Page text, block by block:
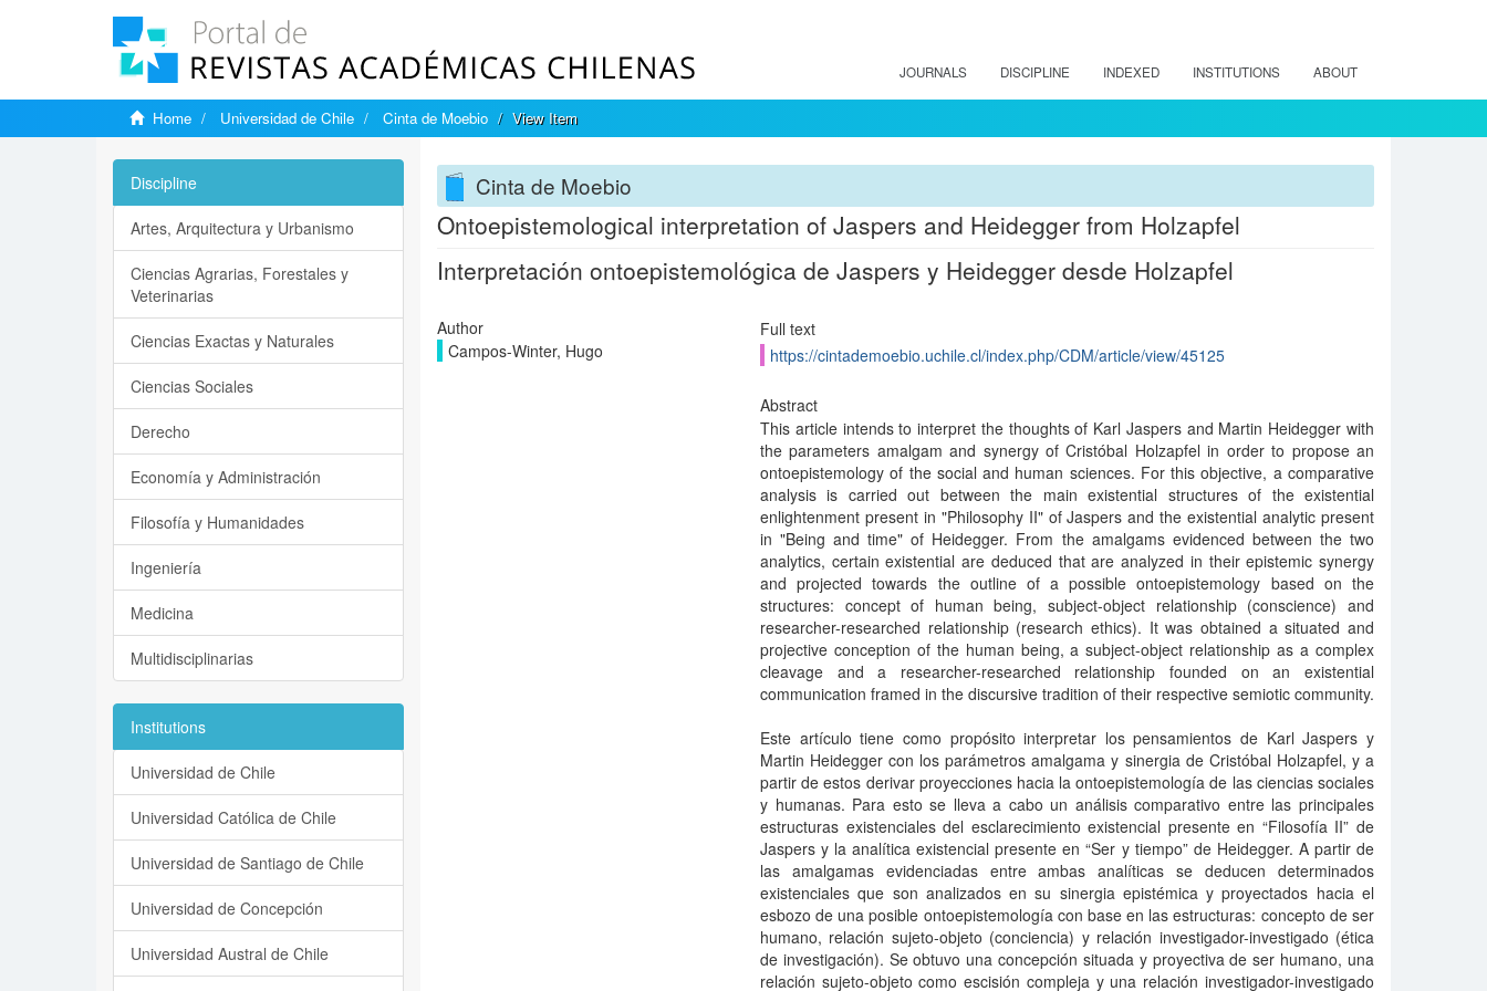
JOURNALS DISCIPLINE INDEXED INSTITUTIONS ABOUT
Home Universidad de Chile Cinta de Moebio View Item
Cinta de Moebio
Ontoepistemological interpretation of Jaspers and Heidegger from Holzapfel
Interpretación ontoepistemológica de Jaspers y Heidegger desde Holzapfel
Author
Campos-Winter, Hugo
Full text
https://cintademoebio.uchile.cl/index.php/CDM/article/view/45125
Abstract
This article intends to interpret the thoughts of Karl Jaspers and Martin Heidegger with
the parameters amalgam and synergy of Cristóbal Holzapfel in order to propose an
ontoepistemology of the social and human sciences. For this objective, a comparative
analysis is carried out between the main existential structures of the existential
enlightenment present in "Philosophy II" of Jaspers and the existential analytic present
in "Being and time" of Heidegger. From the amalgams evidenced between the two
analytics, certain existential are deduced that are analyzed in their epistemic synergy
and projected towards the outline of a possible ontoepistemology based on the
structures: concept of human being, subject-object relationship (conscience) and
researcher-researched relationship (research ethics). It was obtained a situated and
projective conception of the human being, a subject-object relationship as a complex
cleavage and a researcher-researched relationship founded on an existential
communication framed in the discursive tradition of their respective semiotic community.
Este artículo tiene como propósito interpretar los pensamientos de Karl Jaspers y
Martin Heidegger con los parámetros amalgama y sinergia de Cristóbal Holzapfel, y a
partir de estos derivar proyecciones hacia la ontoepistemología de las ciencias sociales
y humanas. Para esto se lleva a cabo un análisis comparativo entre las principales
estructuras existenciales del esclarecimiento existencial presente en “Filosofía II” de
Jaspers y la analítica existencial presente en “Ser y tiempo” de Heidegger. A partir de
las amalgamas evidenciadas entre ambas analíticas se deducen determinados
existenciales que son analizados en su sinergia epistémica y proyectados hacia el
esbozo de una posible ontoepistemología con base en las estructuras: concepto de ser
humano, relación sujeto-objeto (conciencia) y relación investigador-investigado (ética
de investigación). Se obtuvo una concepción situada y proyectiva de ser humano, una
relación sujeto-objeto como escisión compleja y una relación investigador-investigado
Discipline
Artes, Arquitectura y Urbanismo
Ciencias Agrarias, Forestales y
Veterinarias
Ciencias Exactas y Naturales
Ciencias Sociales
Derecho
Economía y Administración
Filosofía y Humanidades
Ingeniería
Medicina
Multidisciplinarias
Institutions
Universidad de Chile
Universidad Católica de Chile
Universidad de Santiago de Chile
Universidad de Concepción
Universidad Austral de Chile